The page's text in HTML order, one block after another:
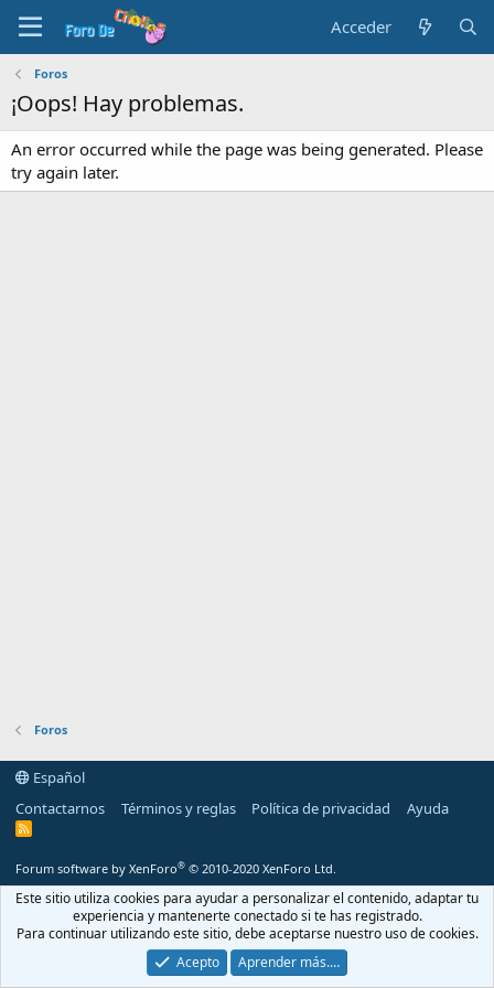
Acceder
Foros
¡Oops! Hay problemas.
An error occurred while the page was being generated. Please
try again later.
Foros
Español
Contactarnos
Términos y reglas Política de privacidad Ayuda
R
Forum software by XenForo® © 2010-2020 XenForo Ltd.
Este sitio utiliza cookies para ayudar a personalizar el contenido, adaptar tu
experiencia y mantenerte conectado si te has registrado.
Para continuar utilizando este sitio, debe aceptarse nuestro uso de cookies.
Acepto
Aprender más.…